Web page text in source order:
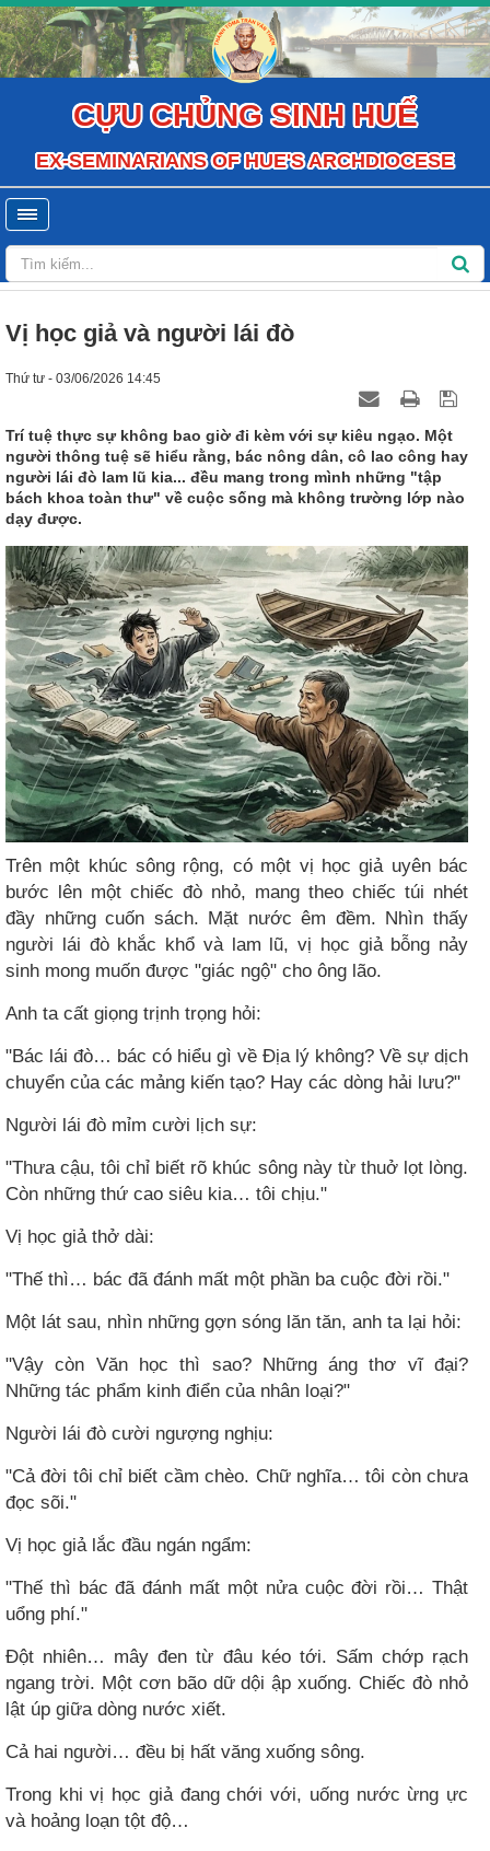
CỰU CHỦNG SINH HUẾ
EX-SEMINARIANS OF HUE'S ARCHDIOCESE
Vị học giả và người lái đò
Thứ tư - 03/06/2026 14:45
Trí tuệ thực sự không bao giờ đi kèm với sự kiêu ngạo. Một
người thông tuệ sẽ hiểu rằng, bác nông dân, cô lao công hay
người lái đò lam lũ kia... đều mang trong mình những "tập
bách khoa toàn thư" về cuộc sống mà không trường lớp nào
dạy được.
Trên một khúc sông rộng, có một vị học giả uyên bác
bước lên một chiếc đò nhỏ, mang theo chiếc túi nhét
đầy những cuốn sách. Mặt nước êm đềm. Nhìn thấy
người lái đò khắc khổ và lam lũ, vị học giả bỗng nảy
sinh mong muốn được "giác ngộ" cho ông lão.
Anh ta cất giọng trịnh trọng hỏi:
"Bác lái đò… bác có hiểu gì về Địa lý không? Về sự dịch
chuyển của các mảng kiến tạo? Hay các dòng hải lưu?"
Người lái đò mỉm cười lịch sự:
"Thưa cậu, tôi chỉ biết rõ khúc sông này từ thuở lọt lòng.
Còn những thứ cao siêu kia… tôi chịu."
Vị học giả thở dài:
"Thế thì… bác đã đánh mất một phần ba cuộc đời rồi."
Một lát sau, nhìn những gợn sóng lăn tăn, anh ta lại hỏi:
"Vậy còn Văn học thì sao? Những áng thơ vĩ đại?
Những tác phẩm kinh điển của nhân loại?"
Người lái đò cười ngượng nghịu:
"Cả đời tôi chỉ biết cầm chèo. Chữ nghĩa… tôi còn chưa
đọc sõi."
Vị học giả lắc đầu ngán ngẩm:
"Thế thì bác đã đánh mất một nửa cuộc đời rồi… Thật
uổng phí."
Đột nhiên… mây đen từ đâu kéo tới. Sấm chớp rạch
ngang trời. Một cơn bão dữ dội ập xuống. Chiếc đò nhỏ
lật úp giữa dòng nước xiết.
Cả hai người… đều bị hất văng xuống sông.
Trong khi vị học giả đang chới với, uống nước ừng ực
và hoảng loạn tột độ…